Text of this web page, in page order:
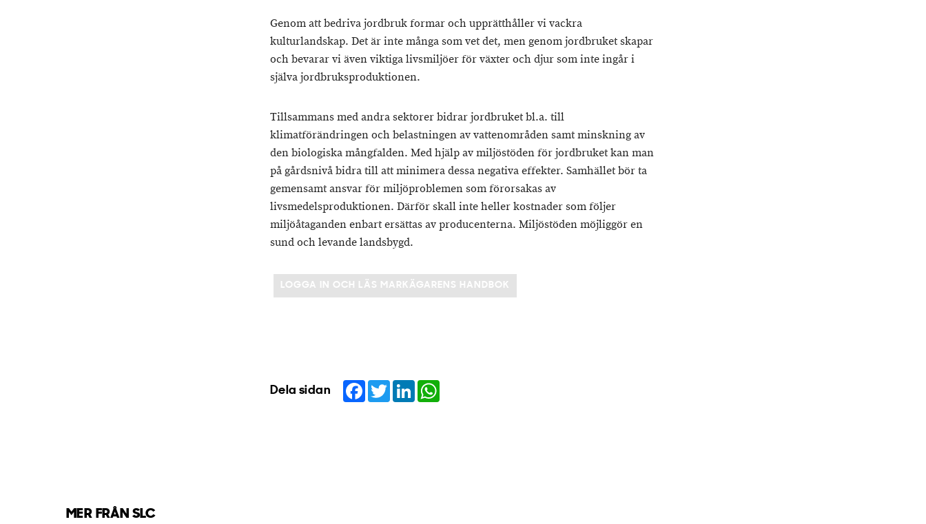
Genom att bedriva jordbruk formar och upprätthåller vi vackra
kulturlandskap. Det är inte många som vet det, men genom jordbruket skapar
och bevarar vi även viktiga livsmiljöer för växter och djur som inte ingår i
själva jordbruksproduktionen.
Tillsammans med andra sektorer bidrar jordbruket bl.a. till
klimatförändringen och belastningen av vattenområden samt minskning av
den biologiska mångfalden. Med hjälp av miljöstöden för jordbruket kan man
på gårdsnivå bidra till att minimera dessa negativa effekter. Samhället bör ta
gemensamt ansvar för miljöproblemen som förorsakas av
livsmedelsproduktionen. Därför skall inte heller kostnader som följer
miljöåtaganden enbart ersättas av producenterna. Miljöstöden möjliggör en
sund och levande landsbygd.
LOGGA IN OCH LÄS MARKÄGARENS HANDBOK
Dela sidan Facebook
TwitterLinkedIn
MER FRÅN SLC